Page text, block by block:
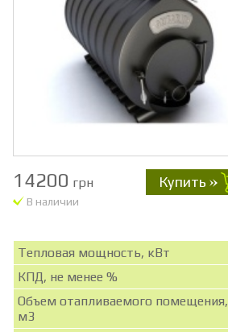
14200 грн
В наличии
Купить
Тепловая мощность, кВт
КПД, не менее %
Объем отапливаемого помещения,
м3